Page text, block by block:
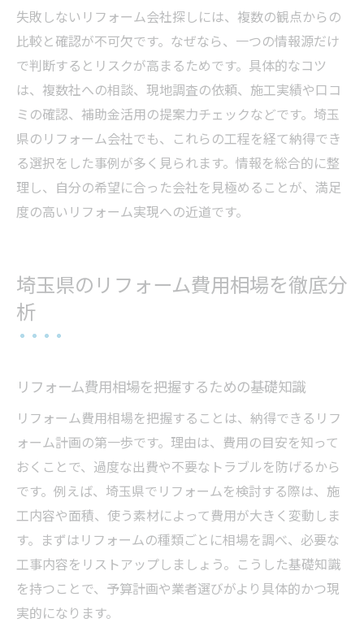
埼玉で安心して任せられるリフォームの条件
安心してリフォーム会社を選ぶための基準
埼玉のリフォームで重視したい安心ポイン
ト
信頼できるリフォーム会社の保証とアフタ
ーケア
地域密着型リフォーム業者の強みと選び方
施工後も安心できるリフォーム会社の特徴
理想の住まいを叶えるための実践的ガイド
おすすめリフォーム会社の選び方と交渉術
補助金活用で理想の住まいを実現する方法
リフォーム会社とのトラブルを防ぐ対応策
成功体験から学ぶ理想のリフォームプロセ
ス
失敗しないリフォーム会社探しには、複数の観点からの
比較と確認が不可欠です。なぜなら、一つの情報源だけ
で判断するとリスクが高まるためです。具体的なコツ
は、複数社への相談、現地調査の依頼、施工実績や口コ
ミの確認、補助金活用の提案力チェックなどです。埼玉
県のリフォーム会社でも、これらの工程を経て納得でき
る選択をした事例が多く見られます。情報を総合的に整
理し、自分の希望に合った会社を見極めることが、満足
度の高いリフォーム実現への近道です。
埼玉県のリフォーム費用相場を徹底分
析
リフォーム費用相場を把握するための基礎知識
リフォーム費用相場を把握することは、納得できるリフ
ォーム計画の第一歩です。理由は、費用の目安を知って
おくことで、過度な出費や不要なトラブルを防げるから
です。例えば、埼玉県でリフォームを検討する際は、施
工内容や面積、使う素材によって費用が大きく変動しま
す。まずはリフォームの種類ごとに相場を調べ、必要な
工事内容をリストアップしましょう。こうした基礎知識
を持つことで、予算計画や業者選びがより具体的かつ現
実的になります。